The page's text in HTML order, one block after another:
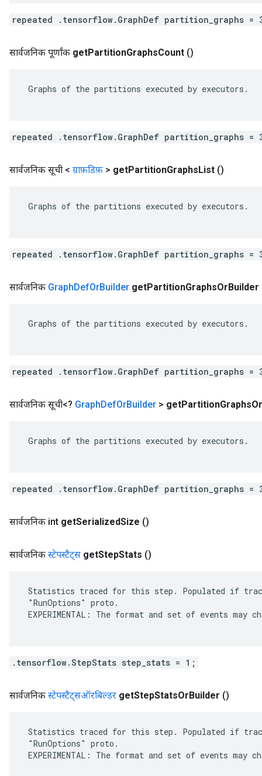
repeated .tensorflow.GraphDef partition_graphs =
सार्वजनिक पूर्णांक getPartitionGraphsCount ()
Graphs of the partitions executed by executors.
repeated .tensorflow.GraphDef partition_graphs =
सार्वजनिक सूची < ग्राफ़डिफ़ > getPartitionGraphsList ()
Graphs of the partitions executed by executors.
repeated .tensorflow.GraphDef partition_graphs =
सार्वजनिक GraphDefOrBuilder getPartitionGraphsOrBuilder
Graphs of the partitions executed by executors.
repeated .tensorflow.GraphDef partition_graphs =
सार्वजनिक सूची<? GraphDefOrBuilder > getPartitionGraphsOr
Graphs of the partitions executed by executors.
repeated .tensorflow.GraphDef partition_graphs =
सार्वजनिक int getSerializedSize ()
सार्वजनिक स्टेपस्टैट्स getStepStats ()
Statistics traced for this step. Populated if
"RunOptions" proto.
EXPERIMENTAL: The format and set of events
.tensorflow.StepStats step_stats = 1;
सार्वजनिक स्टेपस्टैट्सऑरबिल्डर getStepStatsOrBuilder ()
Statistics traced for this step. Populated if
"RunOptions" proto.
EXPERIMENTAL: The format and set of events